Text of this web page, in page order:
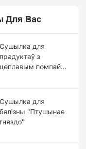
Для Вас
Сушылка для
прадуктаў з
цеплавым помпай
сыру і
прэміяльныя вынікі
Сушылка для
бялізны "Птушынае
гняздо"